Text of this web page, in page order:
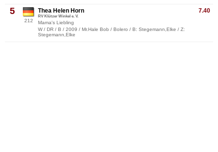
5
212
7.40
Thea Helen Horn
RV Klützer Winkel e. V.
Mama's Liebling
W / DR / B / 2009 / Mr.Hale Bob / Bolero / B: Stegemann,Elke / Z:
Stegemann,Elke